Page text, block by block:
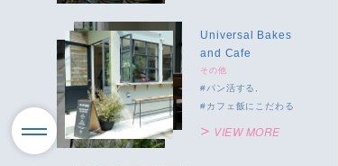
Universal Bakes
and Cafe
その他
パン活する
カフェ飯にこだわる
VIEW MORE